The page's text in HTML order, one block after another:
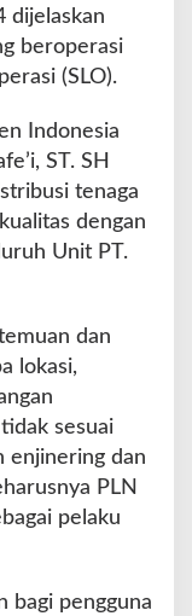
dijelaskan
beroperasi
(SLO).
Indonesia
ST. SH
tenaga
dengan
Unit PT.
dan
lokasi,
sesuai
enjinering dan
PLN
pelaku
bagi pengguna